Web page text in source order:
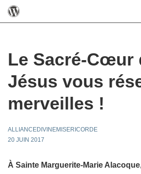
Le Sacré-Cœur
Jésus vous
merveilles !
ALLIANCEDIVINEMISERICORDE
20 JUIN 2017
À Sainte Marguerite-Marie